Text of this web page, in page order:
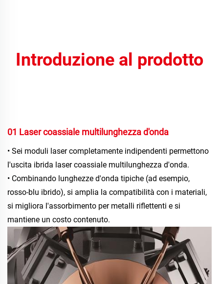
Introduzione al prodotto
01 Laser coassiale multilunghezza d'onda
• Sei moduli laser completamente indipendenti permettono
l'uscita ibrida laser coassiale multilunghezza d'onda.
• Combinando lunghezze d'onda tipiche (ad esempio,
rosso-blu ibrido), si amplia la compatibilità con i materiali,
si migliora l'assorbimento per metalli riflettenti e si
mantiene un costo contenuto.